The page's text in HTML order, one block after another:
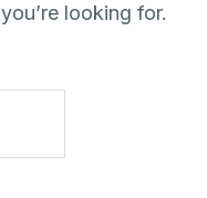
looking for.